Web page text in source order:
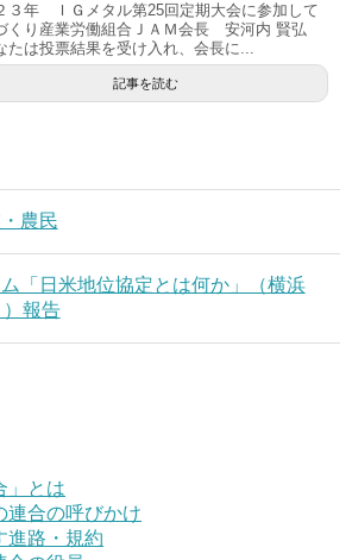
３年 ＩＧメタル第25回定期大会に参加して
くり産業労働組合ＪＡＭ会長 安河内 賢弘
たは投票結果を受け入れ、会長に...
記事を読む
農民
「日米地位協定とは何か」（横浜
報告
」とは
連合の呼びかけ
進路・規約